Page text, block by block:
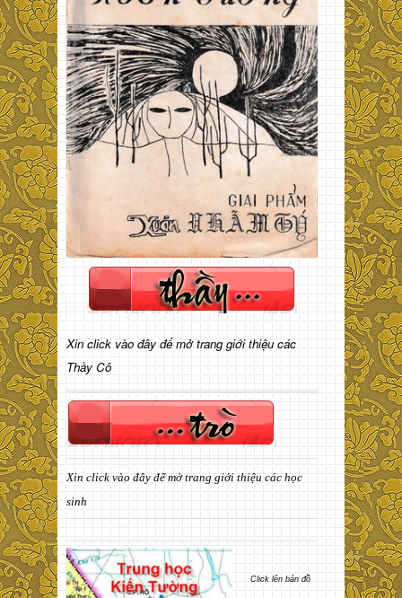
Xin click vào đây để mở trang giới thiệu các
Thầy Cô
Xin click vào đây để mở trang giới thiệu các học
sinh
Click lên bản đồ